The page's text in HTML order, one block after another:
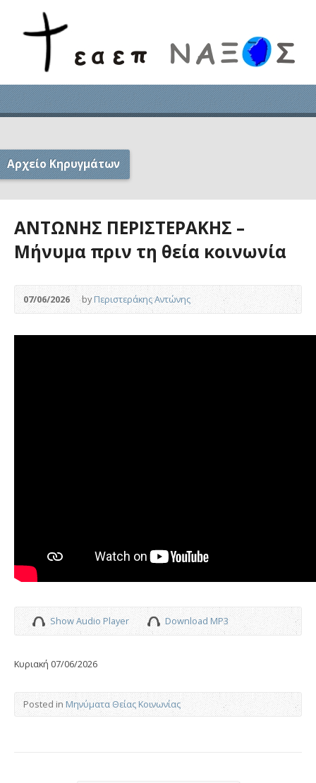
Αρχείο Κηρυγμάτων
ΑΝΤΩΝΗΣ ΠΕΡΙΣΤΕΡΑΚΗΣ –
Μήνυμα πριν τη θεία κοινωνία
07/06/2026 byΠεριστεράκης Αντώνης
Show Audio Player Download MP3
Κυριακή 07/06/2026
Posted in Μηνύματα Θείας Κοινωνίας